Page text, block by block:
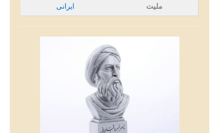
ملیت ایرانی